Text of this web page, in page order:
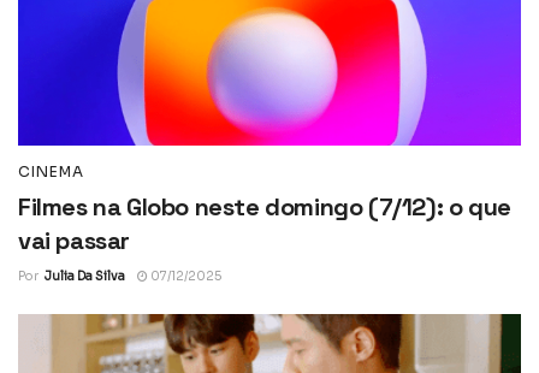
CINEMA
Filmes na Globo neste domingo (7/12): o que
vai passar
Por Julia Da Silva 07/12/2025